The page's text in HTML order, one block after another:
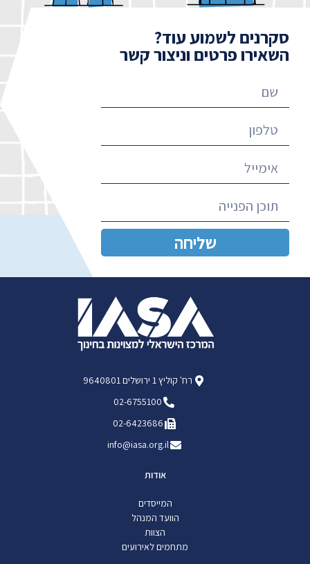
סקרנים לשמוע עוד?
השאירו פרטים וניצור קשר
שליחה
רח' קוליץ 1 ירושלים 9640801
02-6755100
02-6423686
info@iasa.org.il
אודות
המייסדים
הוועד המנהל
הצוות
מתחמים לאירועים